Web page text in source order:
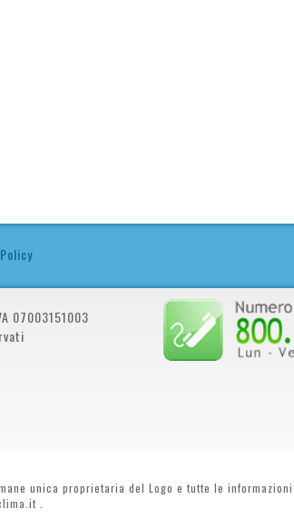
07003151003
unica proprietaria del Logo e tutte le
.